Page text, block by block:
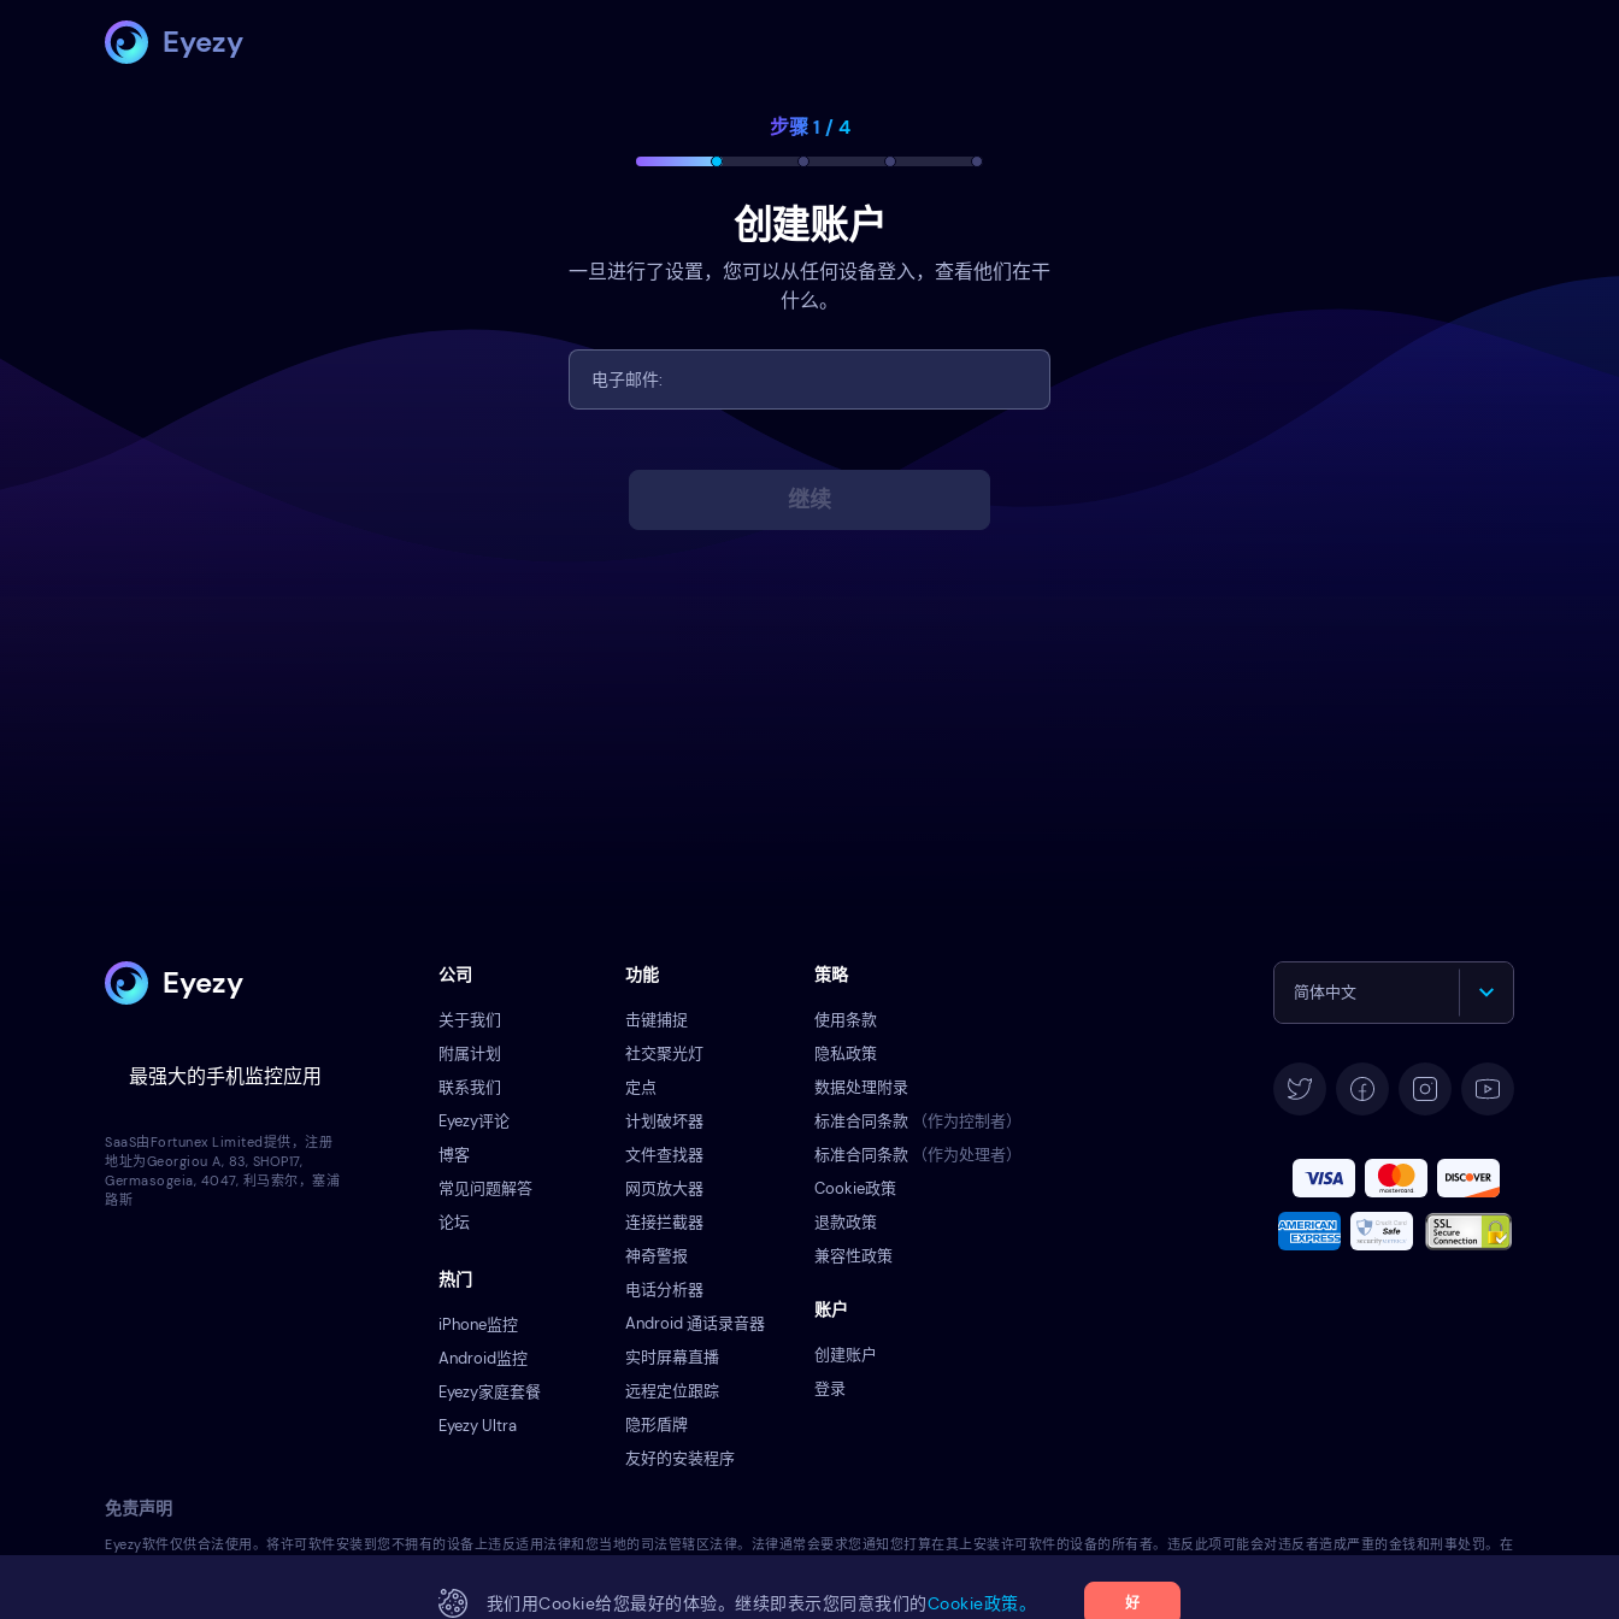
Eyezy
步骤 1 / 4
创建账户
一旦进行了设置，您可以从任何设备登入，查看他们在干
什么。
继续
Eyezy
最强大的手机监控应用
公司
关于我们
附属计划
联系我们
Eyezy评论
博客
常见问题解答
论坛
热门
iPhone监控
Android监控
Eyezy家庭套餐
Eyezy Ultra
账户
创建账户
登录
策略
使用条款
隐私政策
数据处理附录
标准合同条款
（作为控制者）
标准合同条款
（作为处理者）
Cookie政策
退款政策
兼容性政策
功能
击键捕捉
社交聚光灯
定点
计划破坏器
文件查找器
网页放大器
连接拦截器
神奇警报
电话分析器
Android 通话录音器
实时屏幕直播
远程定位跟踪
隐形盾牌
友好的安装程序
简体中文
Español
Français
Română
SaaS由Fortunex Limited提供，注册
地址为Georgiou A, 83, SHOP17,
Germasogeia, 4047, 利马索尔，塞浦
路斯
免责声明
Eyezy软件仅供合法使用。将许可软件安装到您不拥有的设备上违反适用法律和您当地的司法管辖区法律。法律通常会要求您通知您打算在其上安装许可软件的设备的所有者。违反此项可能会对违反者造成严重的金钱和刑事处罚。在
我们用Cookie给您最好的体验。继续即表示您同意我们的Cookie政策。 好